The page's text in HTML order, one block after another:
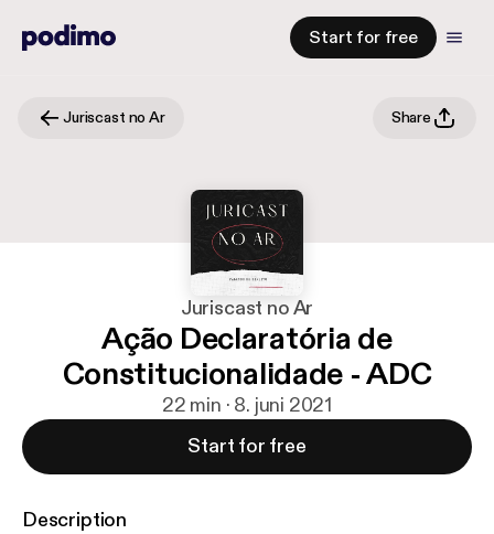
Start for free
Juriscast no Ar Share
Juriscast no Ar
Ação Declaratória de
Constitucionalidade - ADC
22 min · 8. juni 2021
Start for free
Description